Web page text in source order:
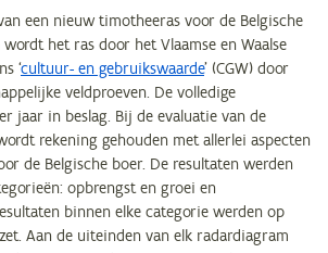
een nieuw timotheeras voor de Belgische
het ras door het Vlaamse en Waalse
‘cultuur- en gebruikswaarde’ (CGW) door
veldproeven. De volledige
jaar in beslag. Bij de evaluatie van de
rekening gehouden met allerlei aspecten
de Belgische boer. De resultaten werden
opbrengst en groei en
binnen elke categorie werden op
Aan de uiteinden van elk radardiagram